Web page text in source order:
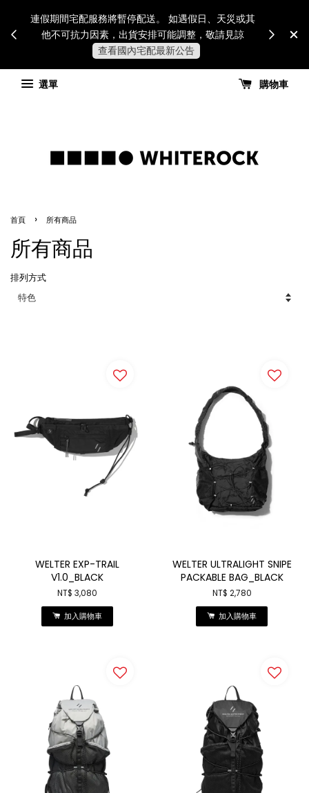
連假期間宅配服務將暫停配送。 如遇假日、天災或其
他不可抗力因素，出貨安排可能調整，敬請見諒
查看國內宅配最新公告
for all
國
選單
購物車
首頁 › 所有商品
所有商品
排列方式
WELTER EXP-TRAIL
V1.0_BLACK
NT$ 3,080
加入購物車
WELTER ULTRALIGHT SNIPE
PACKABLE BAG_BLACK
NT$ 2,780
加入購物車